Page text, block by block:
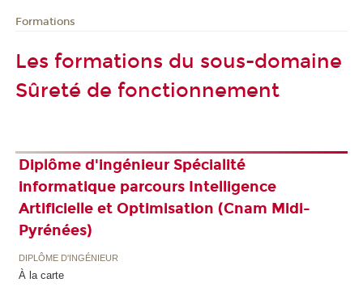
Formations
Les formations du sous-domaine
Sûreté de fonctionnement
Diplôme d'ingénieur Spécialité
informatique parcours Intelligence
Artificielle et Optimisation (Cnam Midi-
Pyrénées)
DIPLÔME D'INGÉNIEUR
À la carte